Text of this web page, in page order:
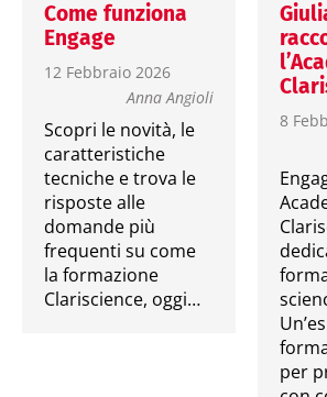
Come funziona
Engage
12 Febbraio 2026
Anna Angioli
Scopri le novità, le
caratteristiche
tecniche e trova le
risposte alle
domande più
frequenti su come
la formazione
Clariscience, oggi…
8
per